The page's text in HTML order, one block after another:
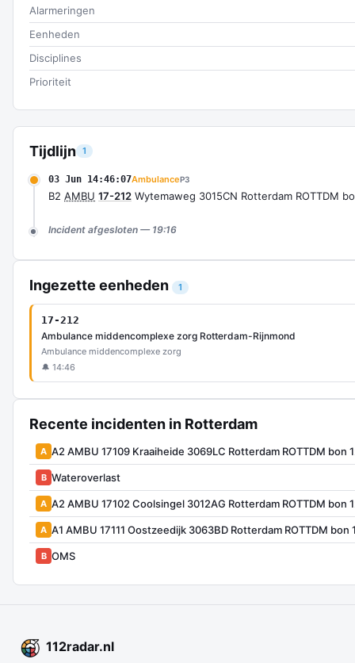
Tijdlijn 1
03 Jun 14:46:07AmbulanceP3
B2 AMBU 17-212 Wytemaweg 3015CN Rotterdam ROTTDM
Incident afgesloten — 19:16
Ingezette eenheden 1
17-212
Ambulance middencomplexe zorg Rotterdam-Rijnmond
Ambulance middencomplexe zorg
🔔 14:46
Recente incidenten in Rotterdam
A A2 AMBU 17109 Kraaiheide 3069LC Rotterdam ROTTDM bon
B Wateroverlast
A A2 AMBU 17102 Coolsingel 3012AG Rotterdam ROTTDM bon
A A1 AMBU 17111 Oostzeedijk 3063BD Rotterdam ROTTDM bon
B OMS
Alarmeringen
Eenheden
Disciplines
Prioriteit
112radar.nl